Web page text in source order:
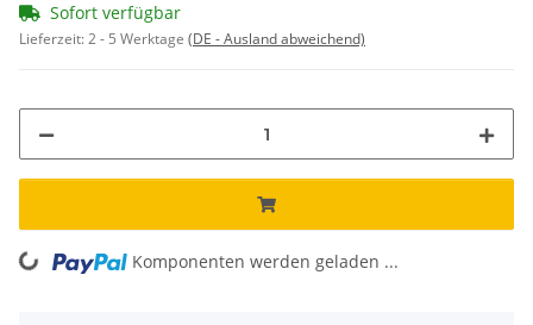
Sofort verfügbar
Lieferzeit:2 - 5 Werktage (DE - Ausland abweichend)
Loading... Komponenten werden geladen ...